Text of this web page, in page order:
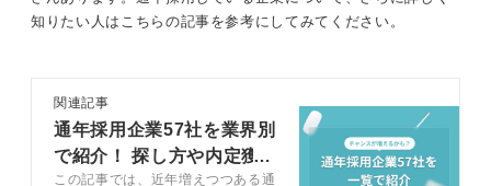
知りたい人はこちらの記事を参考にしてみてください。
関連記事
通年採用企業57社を業界別
で紹介！ 探し方や内定獲
得のコツも解説
この記事では、近年増えつつある通